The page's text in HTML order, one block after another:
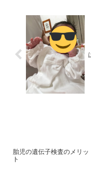
胎児の遺伝子検査のメリッ
ト